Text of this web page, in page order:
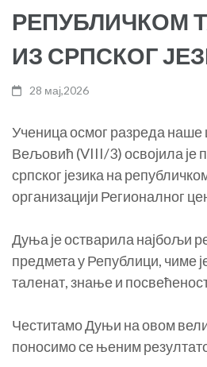
РЕПУБЛИЧКОМ
ИЗ СРПСКОГ
28 мај,2026
Ученица осмог разреда
Вељовић (VIII/3) освојила је
српског језика на
организацији Регионалног
Дуња је остварила најбољи
предмета у Републици, чиме
таленат, знање и
Честитамо Дуњи на овом
поносимо се њеним